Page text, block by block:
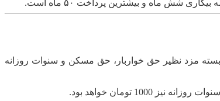
اما در مورد دیگر مزایای بسته مزد نظیر حق خواربار، حق مسکن و سنوات روزانه